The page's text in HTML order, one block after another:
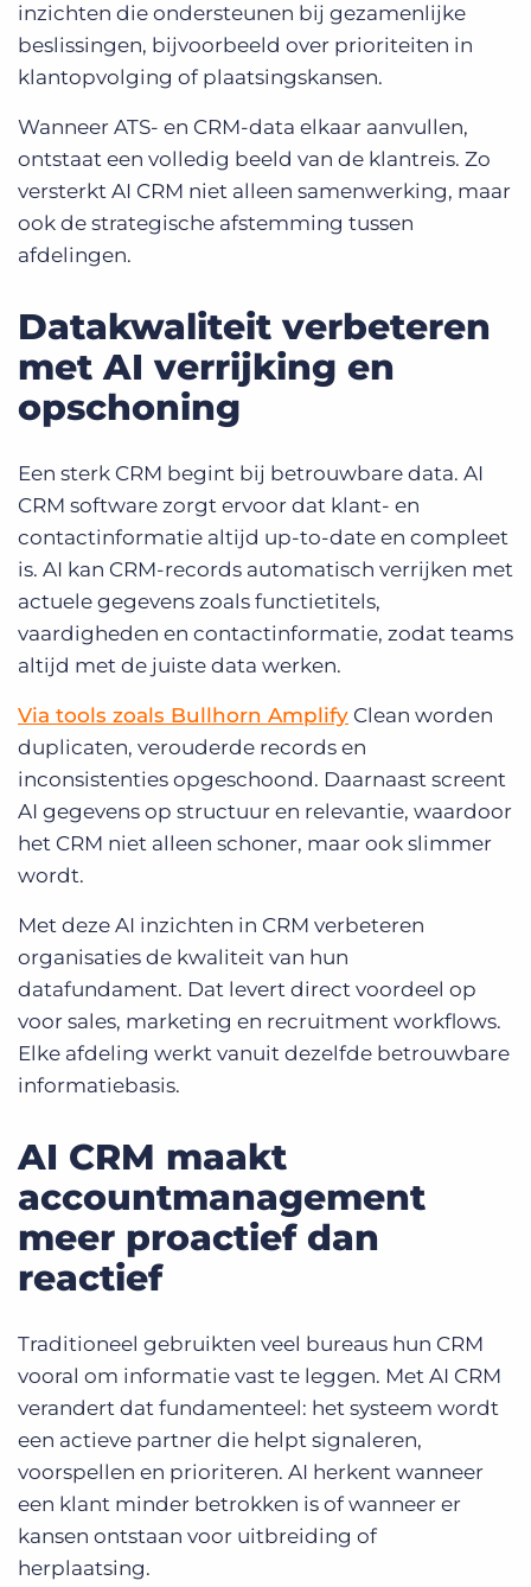
inzichten die ondersteunen bij gezamenlijke
beslissingen, bijvoorbeeld over prioriteiten in
klantopvolging of plaatsingskansen.
Wanneer ATS- en CRM-data elkaar aanvullen,
ontstaat een volledig beeld van de klantreis. Zo
versterkt AI CRM niet alleen samenwerking, maar
ook de strategische afstemming tussen
afdelingen.
Datakwaliteit verbeteren
met AI verrijking en
opschoning
Een sterk CRM begint bij betrouwbare data. AI
CRM software zorgt ervoor dat klant- en
contactinformatie altijd up-to-date en compleet
is. AI kan CRM-records automatisch verrijken met
actuele gegevens zoals functietitels,
vaardigheden en contactinformatie, zodat teams
altijd met de juiste data werken.
Via tools zoals Bullhorn Amplify Clean worden
duplicaten, verouderde records en
inconsistenties opgeschoond. Daarnaast screent
AI gegevens op structuur en relevantie, waardoor
het CRM niet alleen schoner, maar ook slimmer
wordt.
Met deze AI inzichten in CRM verbeteren
organisaties de kwaliteit van hun
datafundament. Dat levert direct voordeel op
voor sales, marketing en recruitment workflows.
Elke afdeling werkt vanuit dezelfde betrouwbare
informatiebasis.
AI CRM maakt
accountmanagement
meer proactief dan
reactief
Traditioneel gebruikten veel bureaus hun CRM
vooral om informatie vast te leggen. Met AI CRM
verandert dat fundamenteel: het systeem wordt
een actieve partner die helpt signaleren,
voorspellen en prioriteren. AI herkent wanneer
een klant minder betrokken is of wanneer er
kansen ontstaan voor uitbreiding of
herplaatsing.